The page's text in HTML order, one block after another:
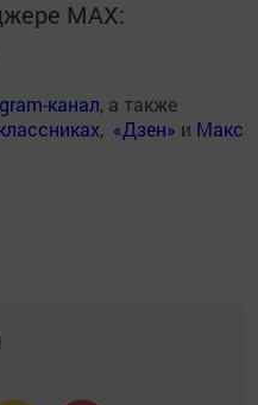
MАХ:
канал, а также
, «Дзен» и Макс